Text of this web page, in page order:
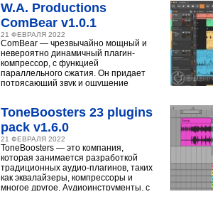
W.A. Productions
ComBear v1.0.1
21 ФЕВРАЛЯ 2022
ComBear — чрезвычайно мощный и
невероятно динамичный плагин-
компрессор, с функцией
параллельного сжатия. Он придает
потрясающий звук и ощущение
ToneBoosters 23 plugins
pack v1.6.0
21 ФЕВРАЛЯ 2022
ToneBoosters — это компания,
которая занимается разработкой
традиционных аудио-плагинов, таких
как эквалайзеры, компрессоры и
многое другое. Аудиоинструменты, с